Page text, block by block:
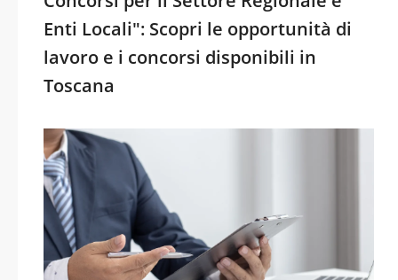
Enti Locali": Scopri le opportunità di
lavoro e i concorsi disponibili in
Toscana